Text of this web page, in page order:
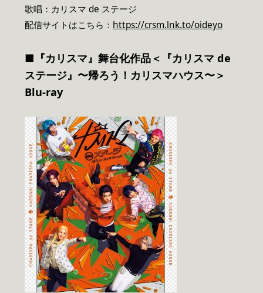
歌唱：カリスマ de ステージ
配信サイトはこちら： https://crsm.lnk.to/oideyo
■ 『カリスマ』舞台化作品＜『カリスマ de
ステージ』〜帰ろう！カリスマハウス〜＞
Blu-ray